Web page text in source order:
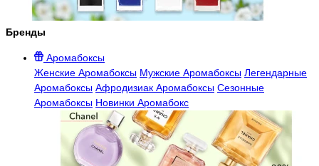
Бренды
Аромабоксы
Женские Аромабоксы Мужские Аромабоксы Легендарные
Аромабоксы Афродизиак Аромабоксы Сезонные
Аромабоксы Новинки Аромабокс